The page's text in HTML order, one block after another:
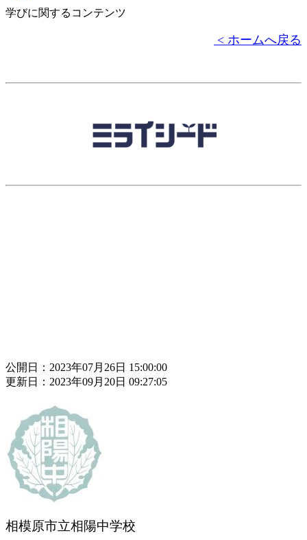
学びに関するコンテンツ
< ホームへ戻る
公開日：2023年07月26日 15:00:00
更新日：2023年09月20日 09:27:05
相模原市立相陽中学校